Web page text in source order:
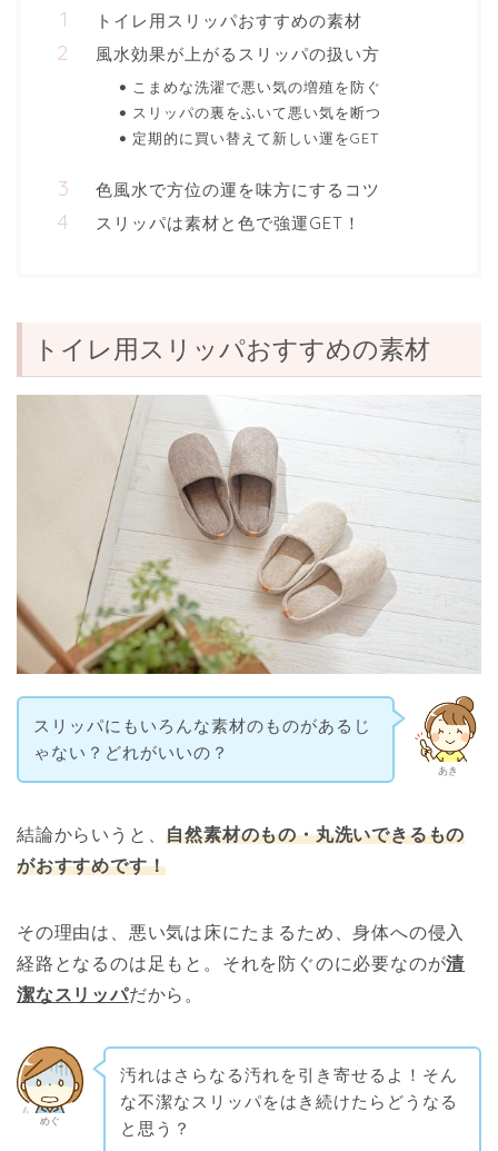
トイレ用スリッパおすすめの素材
風水効果が上がるスリッパの扱い方
こまめな洗濯で悪い気の増殖を防ぐ
スリッパの裏をふいて悪い気を断つ
定期的に買い替えて新しい運をGET
色風水で方位の運を味方にするコツ
スリッパは素材と色で強運GET！
トイレ用スリッパおすすめの素材
あき
スリッパにもいろんな素材のものがあるじ
ゃない？どれがいいの？
結論からいうと、自然素材のもの・丸洗いできるもの
がおすすめです！
その理由は、悪い気は床にたまるため、身体への侵入
経路となるのは足もと。それを防ぐのに必要なのが清
潔なスリッパだから。
めぐ
汚れはさらなる汚れを引き寄せるよ！そん
な不潔なスリッパをはき続けたらどうなる
と思う？